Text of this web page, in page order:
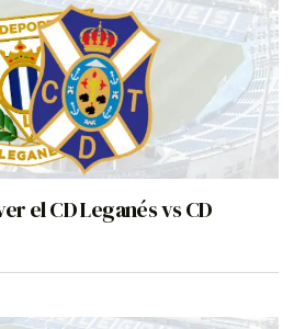
el CD Leganés vs CD